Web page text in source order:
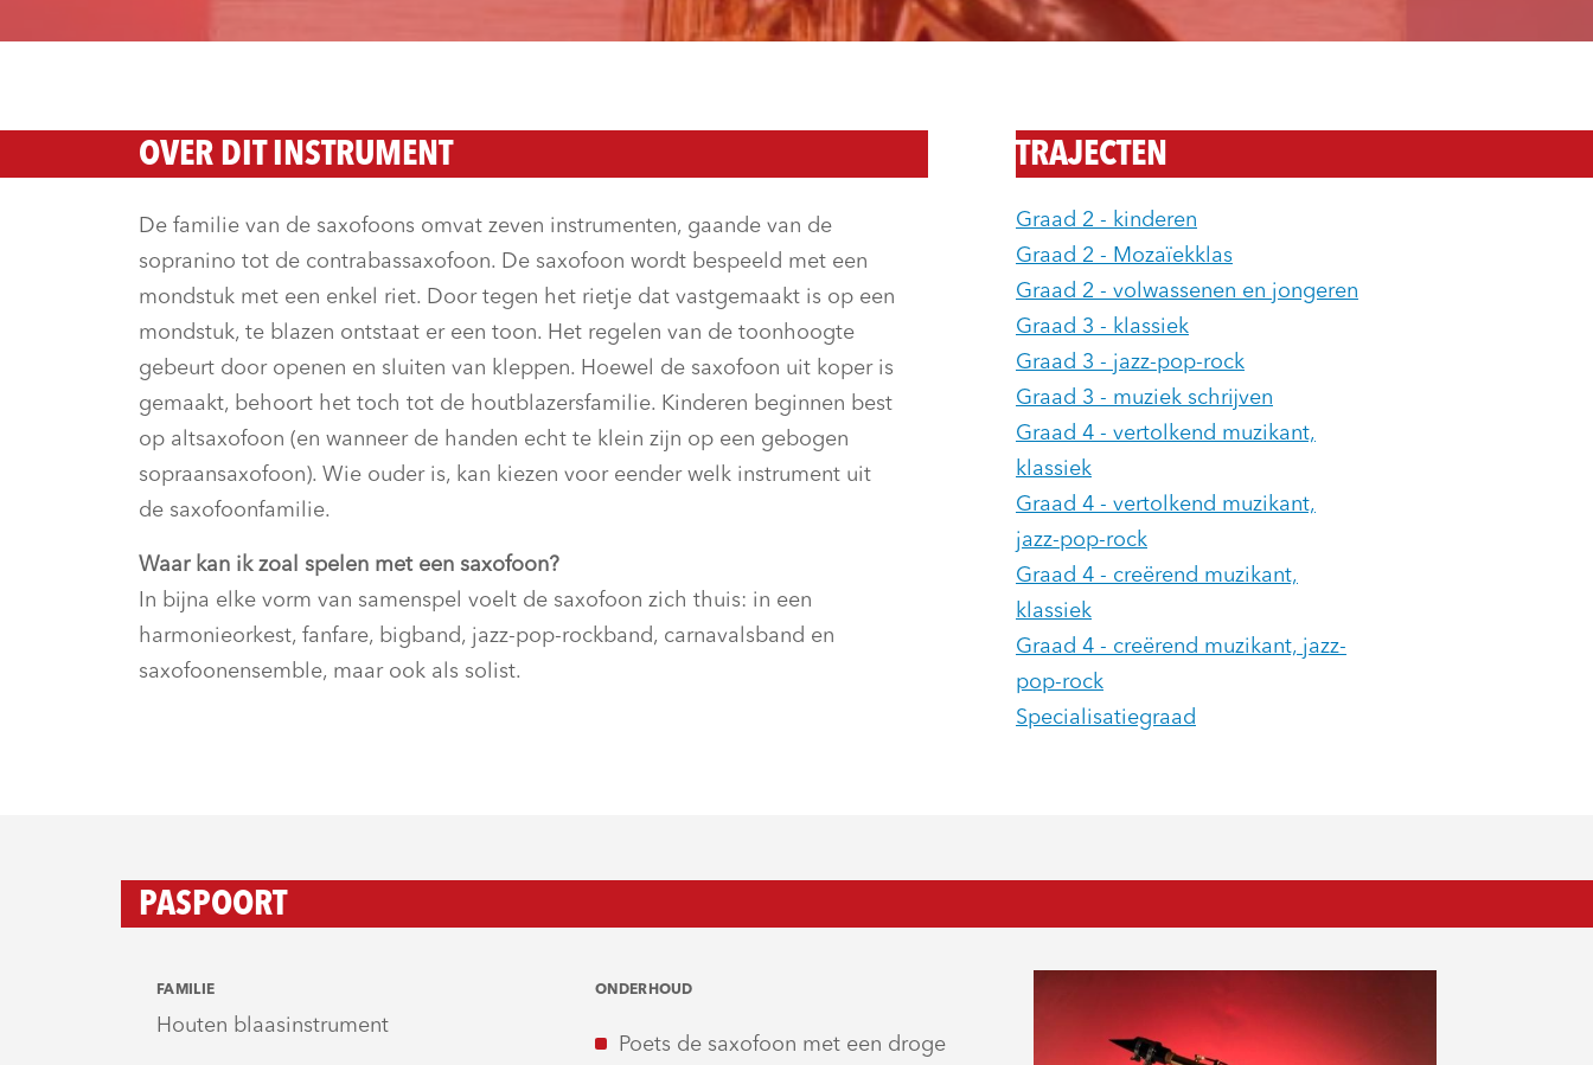
OVER DIT INSTRUMENT
De familie van de saxofoons omvat zeven instrumenten, gaande van de
sopranino tot de contrabassaxofoon. De saxofoon wordt bespeeld met een
mondstuk met een enkel riet. Door tegen het rietje dat vastgemaakt is op een
mondstuk, te blazen ontstaat er een toon. Het regelen van de toonhoogte
gebeurt door openen en sluiten van kleppen. Hoewel de saxofoon uit koper is
gemaakt, behoort het toch tot de houtblazersfamilie. Kinderen beginnen best
op altsaxofoon (en wanneer de handen echt te klein zijn op een gebogen
sopraansaxofoon). Wie ouder is, kan kiezen voor eender welk instrument uit
de saxofoonfamilie.
Waar kan ik zoal spelen met een saxofoon?
In bijna elke vorm van samenspel voelt de saxofoon zich thuis: in een
harmonieorkest, fanfare, bigband, jazz-pop-rockband, carnavalsband en
saxofoonensemble, maar ook als solist.
TRAJECTEN
Graad 2 - kinderen
Graad 2 - Mozaïekklas
Graad 2 - volwassenen en jongeren
Graad 3 - klassiek
Graad 3 - jazz-pop-rock
Graad 3 - muziek schrijven
Graad 4 - vertolkend muzikant,
klassiek
Graad 4 - vertolkend muzikant,
jazz-pop-rock
Graad 4 - creërend muzikant,
klassiek
Graad 4 - creërend muzikant, jazz-
pop-rock
Specialisatiegraad
PASPOORT
FAMILIE
Houten blaasinstrument
ONDERHOUD
Poets de saxofoon met een droge